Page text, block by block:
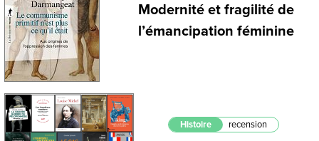
Modernité et fragilité de
l’émancipation féminine
Histoire recension